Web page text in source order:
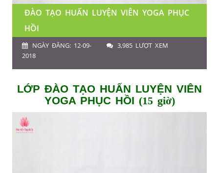
ĐÀO TẠO HUẤN LUYỆN VIÊN YOGA PHỤC
HỒI
NGÀY ĐĂNG: 12-09-
2018
3,985 LƯỢT XEM
LỚP ĐÀO TẠO HUẤN LUYỆN VIÊN
YOGA PHỤC HỒI (15 giờ)